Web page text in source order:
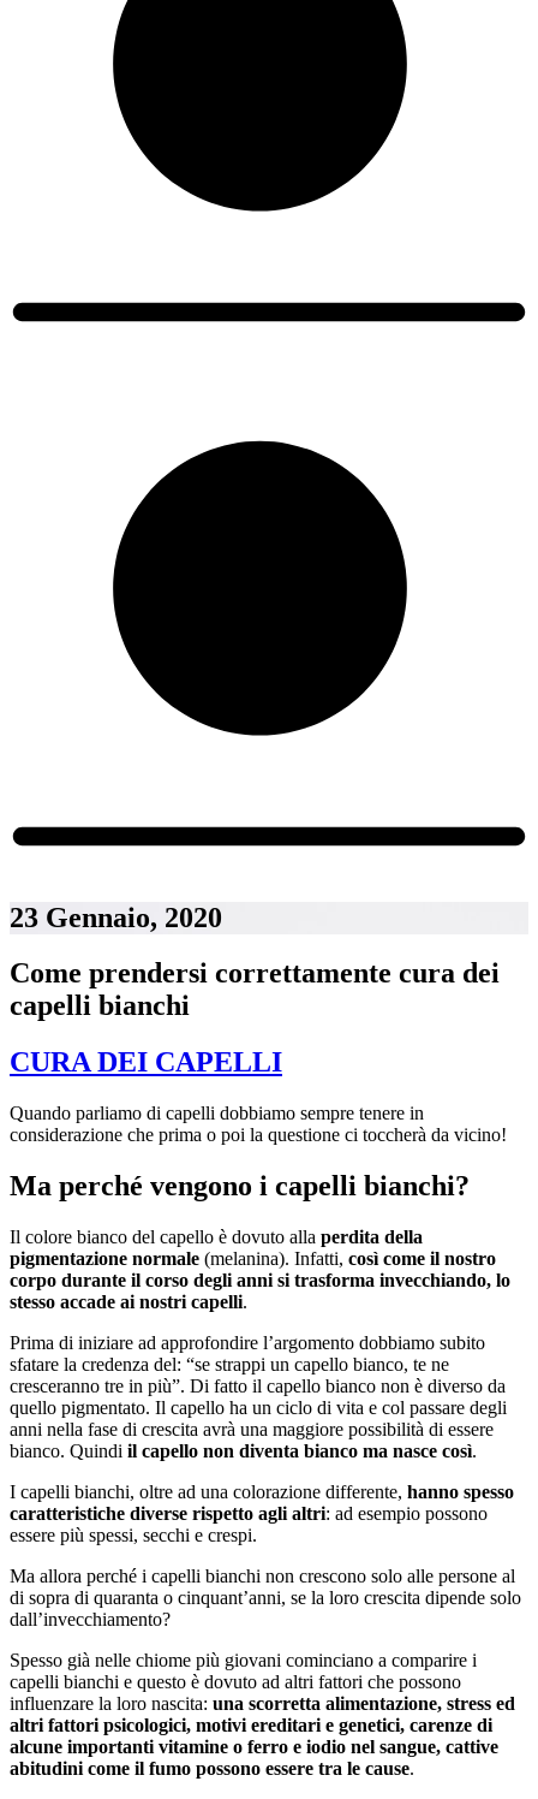
23 Gennaio, 2020
Come prendersi correttamente cura dei
capelli bianchi
CURA DEI CAPELLI
Quando parliamo di capelli dobbiamo sempre tenere in
considerazione che prima o poi la questione ci toccherà da vicino!
Ma perché vengono i capelli bianchi?
Il colore bianco del capello è dovuto alla perdita della
pigmentazione normale (melanina). Infatti, così come il nostro
corpo durante il corso degli anni si trasforma invecchiando, lo
stesso accade ai nostri capelli.
Prima di iniziare ad approfondire l’argomento dobbiamo subito
sfatare la credenza del: “se strappi un capello bianco, te ne
cresceranno tre in più”. Di fatto il capello bianco non è diverso da
quello pigmentato. Il capello ha un ciclo di vita e col passare degli
anni nella fase di crescita avrà una maggiore possibilità di essere
bianco. Quindi il capello non diventa bianco ma nasce così.
I capelli bianchi, oltre ad una colorazione differente, hanno spesso
caratteristiche diverse rispetto agli altri: ad esempio possono
essere più spessi, secchi e crespi.
Ma allora perché i capelli bianchi non crescono solo alle persone al
di sopra di quaranta o cinquant’anni, se la loro crescita dipende solo
dall’invecchiamento?
Spesso già nelle chiome più giovani cominciano a comparire i
capelli bianchi e questo è dovuto ad altri fattori che possono
influenzare la loro nascita: una scorretta alimentazione, stress ed
altri fattori psicologici, motivi ereditari e genetici, carenze di
alcune importanti vitamine o ferro e iodio nel sangue, cattive
abitudini come il fumo possono essere tra le cause.